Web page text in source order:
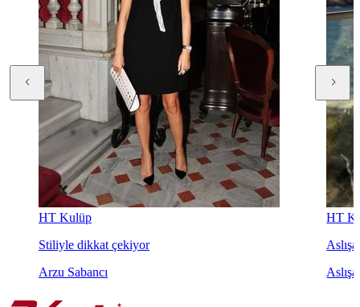
HT Kulüp
Stiliyle dikkat çekiyor
Arzu Sabancı
HT